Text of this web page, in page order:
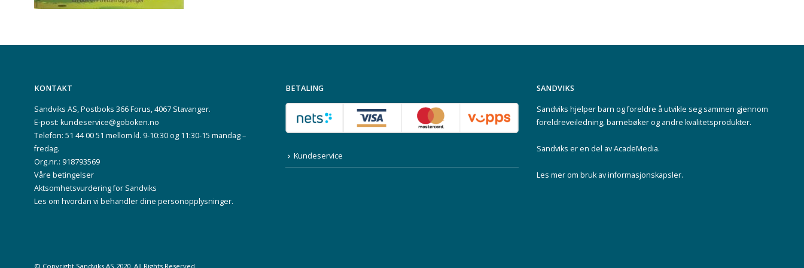
KONTAKT
Sandviks AS, Postboks 366 Forus, 4067 Stavanger.
E-post: kundeservice@goboken.no
Telefon: 51 44 00 51 mellom kl. 9-10:30 og 11:30-15 mandag –
fredag.
Org.nr.: 918793569
Våre betingelser
Aktsomhetsvurdering for Sandviks
Les om hvordan vi behandler dine personopplysninger.
BETALING
Kundeservice
SANDVIKS
Sandviks hjelper barn og foreldre å utvikle seg sammen gjennom
foreldreveiledning, barnebøker og andre kvalitetsprodukter.
Sandviks er en del avAcadeMedia.
Les mer om bruk av informasjonskapsler.
© Copyright Sandviks AS 2020. All Rights Reserved.